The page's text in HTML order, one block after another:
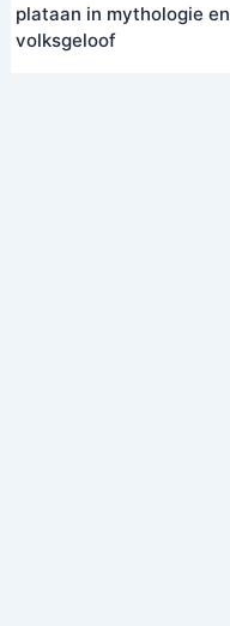
plataan in mythologie en
volksgeloof